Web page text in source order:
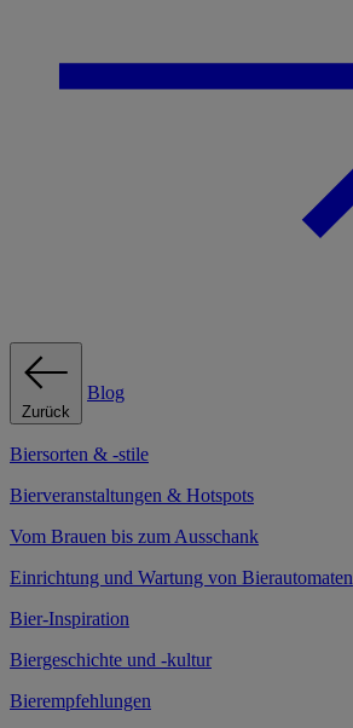
Zurück
Blog
Biersorten & -stile
Bierveranstaltungen & Hotspots
Vom Brauen bis zum Ausschank
Einrichtung und Wartung von Bierautomaten
Bier-Inspiration
Biergeschichte und -kultur
Bierempfehlungen